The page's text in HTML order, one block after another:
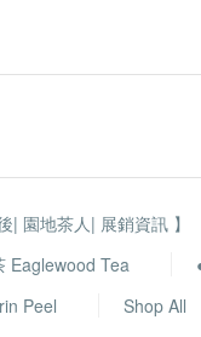
| 園地茶人| 展銷資訊 】
Eaglewood Tea
Peel
Shop All